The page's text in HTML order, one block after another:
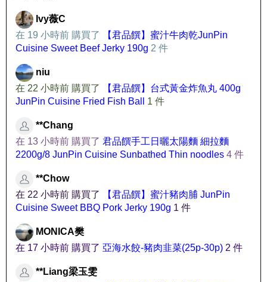
Ivy薇C
在 19 小時前 購買了
【君品饌】蜜汁牛肉乾JunPin
Cuisine Sweet Beef Jerky 190g 2 件
niu
在 22 小時前 購買了
【君品饌】台式黃金炸魚丸 400g
JunPin Cuisine Fried Fish Ball
1 件
**Chang
在 13 小時前 購買了 君品饌手工日曬太陽麵 細拉麵
2200g/8 JunPin Cuisine Sunbathed Thin noodles 4 件
**Chow
在 22 小時前 購買了
【君品饌】蜜汁豬肉脯 JunPin
Cuisine Sweet BBQ Pork Jerky 190g 1 件
MONICA樊
在 17 小時前 購買了 亞海水餃-豬肉韭菜(25p-30p) 2 件
**Liang梁玉雯